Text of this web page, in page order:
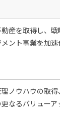
産を取得し、戦略
メント事業を加速化
ノウハウの取得、
なるバリューアッ